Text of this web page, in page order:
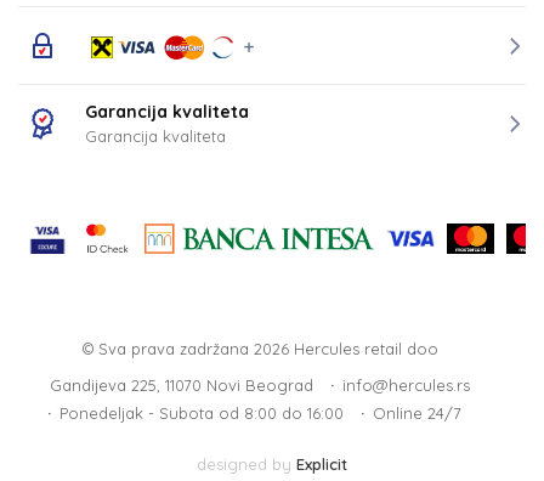
Garancija kvaliteta
Garancija kvaliteta
© Sva prava zadržana 2026Hercules retail doo
Gandijeva 225, 11070 Novi Beograd
info@hercules.rs
Ponedeljak - Subota od 8:00 do 16:00
Online 24/7
designed by Explicit